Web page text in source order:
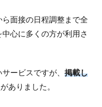
面接の日程調整まで全
心に多くの方が利用さ
ービスですが、 掲載し
ありました。